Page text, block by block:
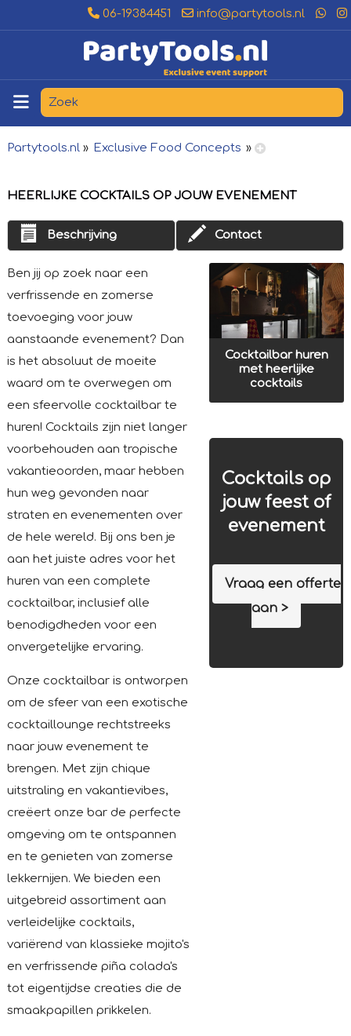
06-19384451 info@partytools.nl
Partytools.nl » Exclusive Food Concepts »
HEERLIJKE COCKTAILS OP JOUW EVENEMENT
Beschrijving Contact
Ben jij op zoek naar een
verfrissende en zomerse
toevoeging voor jouw
aanstaande evenement? Dan
is het absoluut de moeite
waard om te overwegen om
een sfeervolle cocktailbar te
huren! Cocktails zijn niet langer
voorbehouden aan tropische
vakantieoorden, maar hebben
hun weg gevonden naar
straten en evenementen over
de hele wereld. Bij ons ben je
aan het juiste adres voor het
huren van een complete
cocktailbar, inclusief alle
benodigdheden voor een
onvergetelijke ervaring.
Onze cocktailbar is ontworpen
om de sfeer van een exotische
cocktaillounge rechtstreeks
naar jouw evenement te
brengen. Met zijn chique
uitstraling en vakantievibes,
creëert onze bar de perfecte
omgeving om te ontspannen
en te genieten van zomerse
lekkernijen. We bieden een
uitgebreid assortiment aan
verleidelijke cocktails,
variërend van klassieke mojito's
en verfrissende piña colada's
tot eigentijdse creaties die de
smaakpapillen prikkelen.
Cocktailbar huren
met heerlijke
cocktails
Cocktails op
jouw feest of
evenement
Vraag een offerte
aan >